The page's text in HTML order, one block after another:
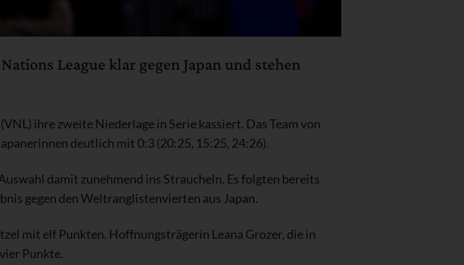
League klar gegen Japan und stehen
ihre zweite Niederlage in Serie kassiert. Das Team von
deutlich mit 0:3 (20:25, 15:25, 24:26).
damit zunehmend ins Straucheln. Es folgten bereits
gegen den Weltranglistenvierten aus Japan.
mit elf Punkten. Hoffnungsträgerin Leana Grozer, die in
Punkte.